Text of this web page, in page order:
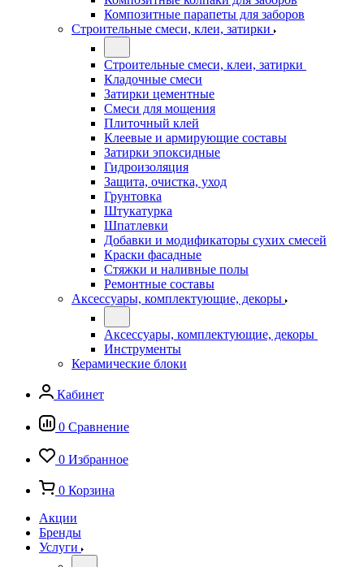
Композитные парапеты для заборов
Строительные смеси, клеи, затирки
Строительные смеси, клеи, затирки
Кладочные смеси
Затирки цементные
Смеси для мощения
Плиточный клей
Клеевые и армирующие составы
Затирки эпоксидные
Гидроизоляция
Защита, очистка, уход
Грунтовка
Штукатурка
Шпатлевки
Добавки и модификаторы сухих смесей
Краски фасадные
Стяжки и наливные полы
Ремонтные составы
Аксессуары, комплектующие, декоры
Аксессуары, комплектующие, декоры
Инструменты
Керамические блоки
Кабинет
0 Сравнение
0 Избранное
0 Корзина
Акции
Бренды
Услуги